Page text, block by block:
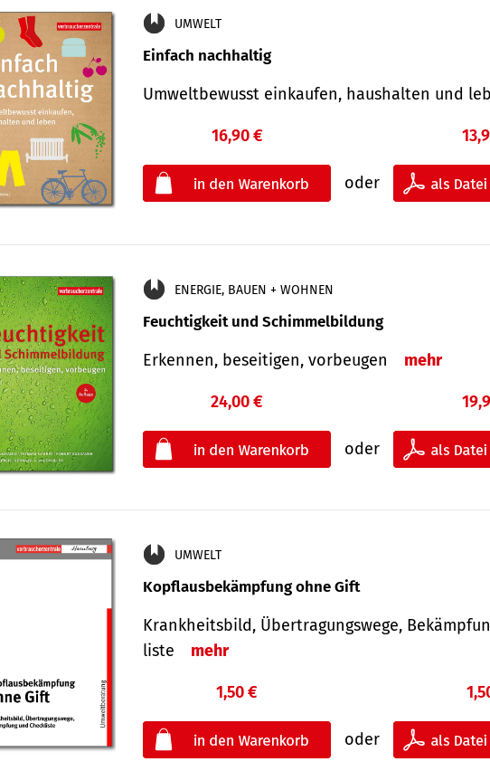
UMWELT
Einfach nachhaltig
Umweltbewusst einkaufen, haushalten und
16,90 €
oder
ENERGIE, BAUEN + WOHNEN
Feuchtigkeit und Schimmelbildung
Erkennen, beseitigen, vorbeugen mehr
24,00 €
oder
UMWELT
Kopflausbekämpfung ohne Gift
Krankheits­bild, Übertra­gungs­wege,
liste
mehr
1,50 €
oder